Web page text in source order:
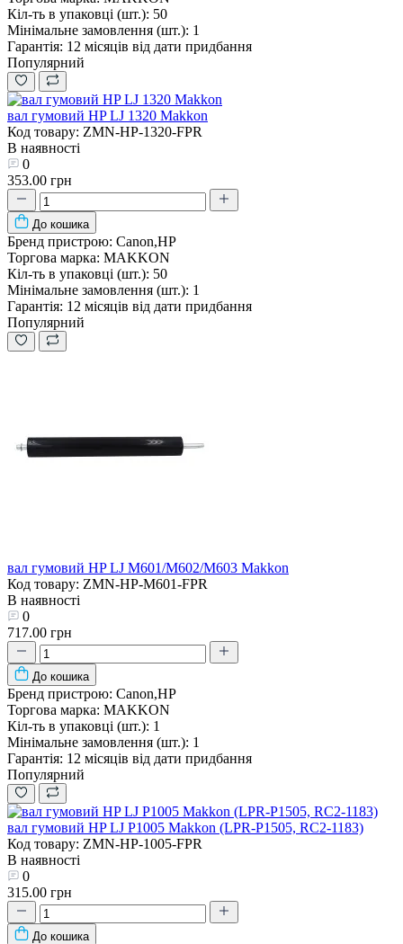
Кіл-ть в упаковці (шт.): 50
Мінімальне замовлення (шт.): 1
Гарантія: 12 місяців від дати придбання
Популярний
вал гумовий HP LJ 1320 Makkon
Код товару: ZMN-HP-1320-FPR
В наявності
0
353.00 грн
До кошика
Бренд пристрою: Canon,HP
Торгова марка: MAKKON
Кіл-ть в упаковці (шт.): 50
Мінімальне замовлення (шт.): 1
Гарантія: 12 місяців від дати придбання
Популярний
вал гумовий HP LJ M601/M602/M603 Makkon
Код товару: ZMN-HP-M601-FPR
В наявності
0
717.00 грн
До кошика
Бренд пристрою: Canon,HP
Торгова марка: MAKKON
Кіл-ть в упаковці (шт.): 1
Мінімальне замовлення (шт.): 1
Гарантія: 12 місяців від дати придбання
Популярний
вал гумовий HP LJ P1005 Makkon (LPR-P1505, RC2-1183)
Код товару: ZMN-HP-1005-FPR
В наявності
0
315.00 грн
До кошика